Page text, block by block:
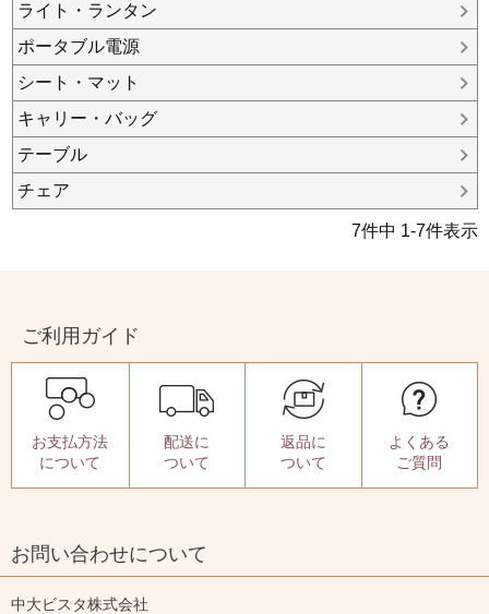
ライト・ランタン
ポータブル電源
シート・マット
キャリー・バッグ
テーブル
チェア
7件中 1-7件表示
ご利用ガイド
お支払方法
について
配送に
ついて
返品に
ついて
よくある
ご質問
お問い合わせについて
中大ビスタ株式会社